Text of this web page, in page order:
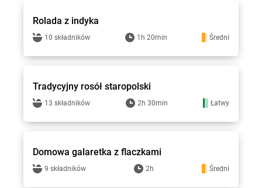
Rolada z indyka
10 składników 1h 20min Średni
Stokrotka - przepisy
Tradycyjny rosół staropolski
13 składników 2h 30min Łatwy
Stokrotka - przepisy
Domowa galaretka z flaczkami
9 składników 2h Średni